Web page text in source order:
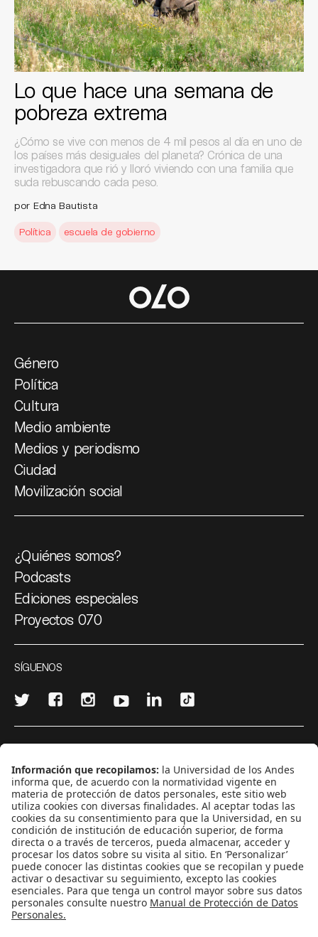
Lo que hace una semana de
pobreza extrema
¿Cómo se vive con menos de 4 mil pesos al día en uno de
los países más desiguales del planeta? Crónica de una
investigadora que rió y lloró viviendo con una familia que
suda rebuscando cada peso.
por Edna Bautista
Política escuela de gobierno
Género
Política
Cultura
Medio ambiente
Medios y periodismo
Ciudad
Movilización social
¿Quiénes somos?
Podcasts
Ediciones especiales
Proyectos 070
SÍGUENOS
CONTÁCTANOS
cerosetenta@uniandes.edu.co
BOGOTÁ, COLOMBIA
NEWSLETTER